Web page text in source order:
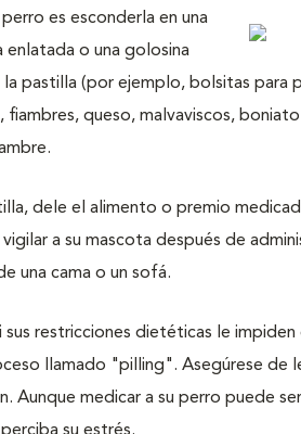
es esconderla en una
o una golosina
pastilla (por ejemplo, bolsitas para
fiambres, queso, malvaviscos,
dele el alimento o premio
a su mascota después de
una cama o un sofá.
sus restricciones dietéticas le
llamado "pilling". Asegúrese
Aunque medicar a su perro puede